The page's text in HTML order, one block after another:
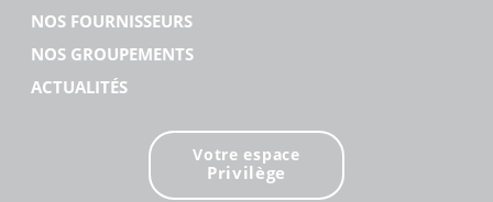
NOS FOURNISSEURS
NOS GROUPEMENTS
ACTUALITÉS
Votre espace
Privilège